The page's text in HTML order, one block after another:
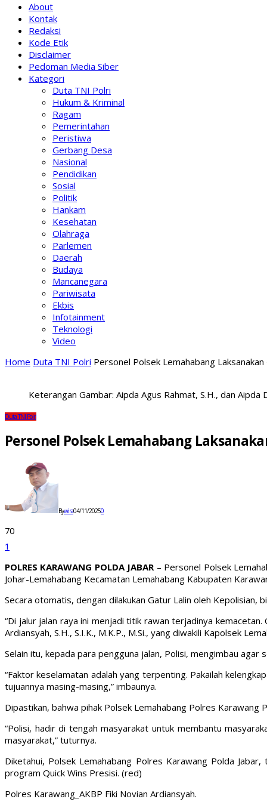
About
Kontak
Redaksi
Kode Etik
Disclaimer
Pedoman Media Siber
Kategori
Duta TNI Polri
Hukum & Kriminal
Ragam
Pemerintahan
Peristiwa
Gerbang Desa
Nasional
Pendidikan
Sosial
Politik
Hankam
Kesehatan
Olahraga
Parlemen
Daerah
Budaya
Mancanegara
Pariwisata
Ekbis
Infotainment
Teknologi
Video
Home Duta TNI Polri Personel Polsek Lemahabang Laksanakan
Keterangan Gambar: Aipda Agus Rahmat, S.H., dan Aipda
Duta TNI Polri
Personel Polsek Lemahabang
Bywira04/11/20250
70
1
POLRES KARAWANG POLDA JABAR– Personel Polsek
Johar-Lemahabang Kecamatan Lemahabang Kabupaten
Secara otomatis, dengan dilakukan Gatur Lalin oleh
“Di jalur jalan raya ini menjadi titik rawan terjadinya
Ardiansyah, S.H., S.I.K., M.K.P., M.Si., yang diwakili Kapolsek
Selain itu, kepada para pengguna jalan, Polisi, mengimbau
“Faktor keselamatan adalah yang terpenting. Pakailah
tujuannya masing-masing,” imbaunya.
Dipastikan, bahwa pihak Polsek Lemahabang Polres Karawang
“Polisi, hadir di tengah masyarakat untuk membantu
masyarakat,” tuturnya.
Diketahui, Polsek Lemahabang Polres Karawang Polda
program Quick Wins Presisi. (red)
Polres Karawang_AKBP Fiki Novian Ardiansyah.